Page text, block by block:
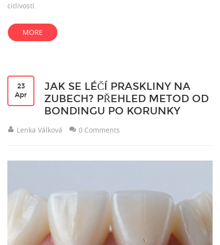
citlivostí.
MORE
23
Apr
JAK SE LÉČÍ PRASKLINY NA
ZUBECH? PŘEHLED METOD OD
BONDINGU PO KORUNKY
Lenka Válková 0 Comments